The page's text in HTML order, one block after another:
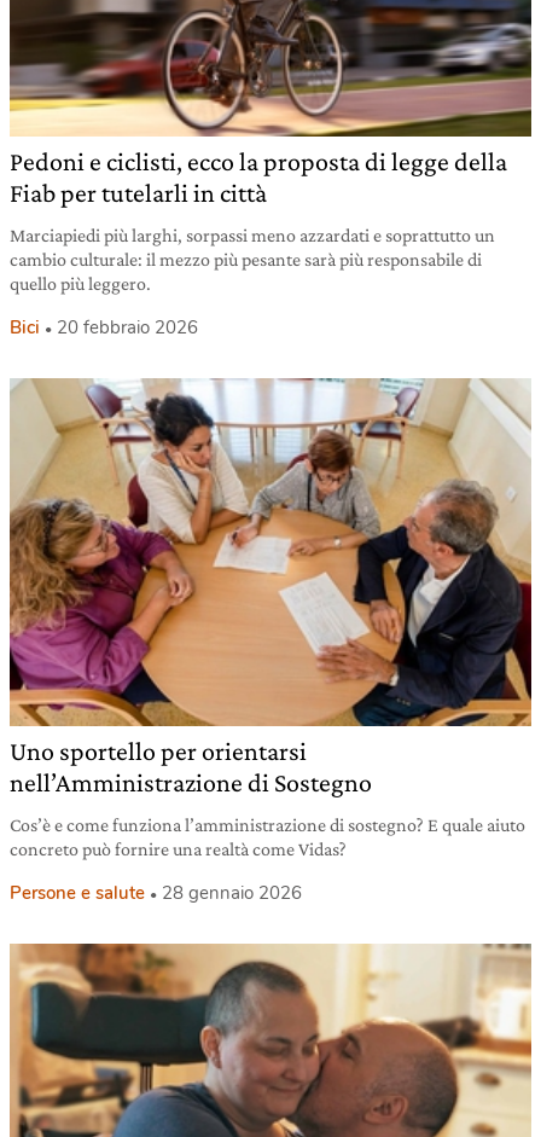
Pedoni e ciclisti, ecco la proposta di legge della
Fiab per tutelarli in città
Marciapiedi più larghi, sorpassi meno azzardati e soprattutto un
cambio culturale: il mezzo più pesante sarà più responsabile di
quello più leggero.
Bici 20 febbraio 2026
Uno sportello per orientarsi
nell’Amministrazione di Sostegno
Cos’è e come funziona l’amministrazione di sostegno? E quale aiuto
concreto può fornire una realtà come Vidas?
Persone e salute 28 gennaio 2026